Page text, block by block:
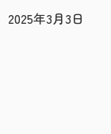
2025年3月3日